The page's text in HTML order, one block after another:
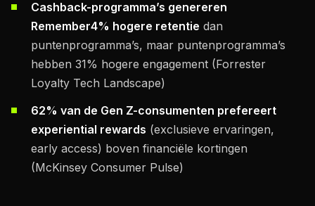
Cashback-programma’s genereren
Remember4% hogere retentie dan
puntenprogramma’s, maar puntenprogramma’s
hebben 31% hogere engagement (Forrester
Loyalty Tech Landscape)
62% van de Gen Z-consumenten prefereert
experiential rewards (exclusieve ervaringen,
early access) boven financiële kortingen
(McKinsey Consumer Pulse)